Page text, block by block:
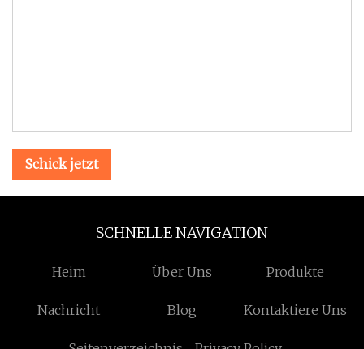
Schick jetzt
SCHNELLE NAVIGATION
Heim Über Uns Produkte
Nachricht Blog Kontaktiere Uns